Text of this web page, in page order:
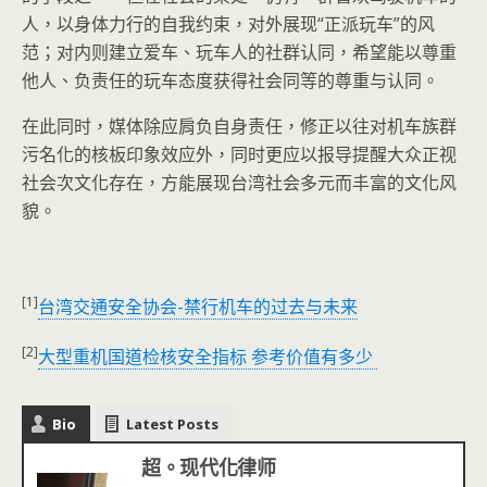
人，以身体力行的自我约束，对外展现“正派玩车”的风
范；对内则建立爱车、玩车人的社群认同，希望能以尊重
他人、负责任的玩车态度获得社会同等的尊重与认同。
在此同时，媒体除应肩负自身责任，修正以往对机车族群
污名化的核板印象效应外，同时更应以报导提醒大众正视
社会次文化存在，方能展现台湾社会多元而丰富的文化风
貌。
[1]台湾交通安全协会-禁行机车的过去与未来
[2]大型重机国道检核安全指标 参考价值有多少
Bio Latest Posts
超。现代化律师